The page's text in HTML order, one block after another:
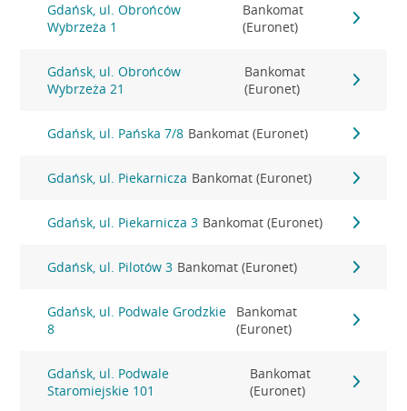
Gdańsk, ul. Obrońców
Wybrzeża 1
Bankomat
(Euronet)
Gdańsk, ul. Obrońców
Wybrzeża 21
Bankomat
(Euronet)
Gdańsk, ul. Pańska 7/8 Bankomat (Euronet)
Gdańsk, ul. Piekarnicza Bankomat (Euronet)
Gdańsk, ul. Piekarnicza 3 Bankomat (Euronet)
Gdańsk, ul. Pilotów 3 Bankomat (Euronet)
Gdańsk, ul. Podwale Grodzkie
8
Bankomat
(Euronet)
Gdańsk, ul. Podwale
Staromiejskie 101
Bankomat
(Euronet)